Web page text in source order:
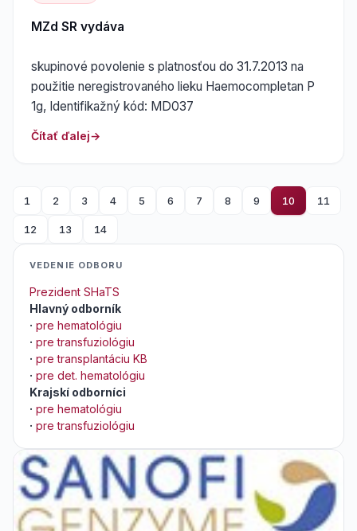
MZd SR vydáva
skupinové povolenie s platnosťou do 31.7.2013 na
použitie neregistrovaného lieku Haemocompletan P
1g, Identifikažný kód: MD037
Čítať ďalej
1 2 3 4 5 6 7 8 9 10 11
12 13 14
VEDENIE ODBORU
Prezident SHaTS
Hlavný odborník
· pre hematológiu
· pre transfuziológiu
· pre transplantáciu KB
· pre det. hematológiu
Krajskí odborníci
· pre hematológiu
· pre transfuziológiu